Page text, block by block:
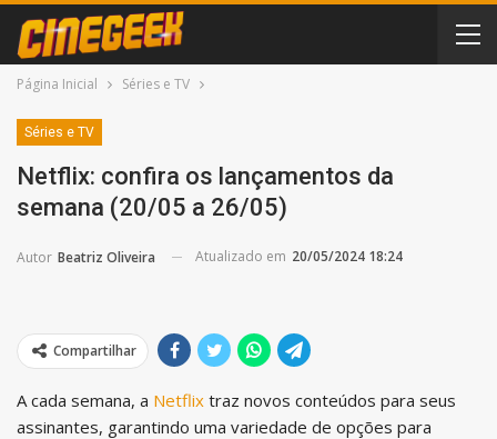
Página Inicial Séries e TV
Séries e TV
Netflix: confira os lançamentos da
semana (20/05 a 26/05)
Autor Beatriz Oliveira Atualizado em 20/05/2024 18:24
Compartilhar
A cada semana, a Netflix traz novos conteúdos para seus
assinantes, garantindo uma variedade de opções para